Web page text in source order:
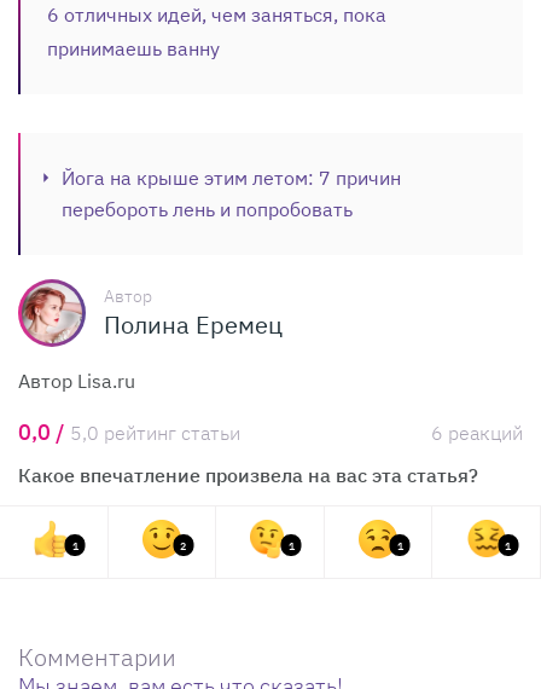
6 отличных идей, чем заняться, пока
принимаешь ванну
Йога на крыше этим летом: 7 причин
перебороть лень и попробовать
Автор
Полина Еремец
Автор Lisa.ru
0,0 / 5,0 рейтинг статьи
6 реакций
Какое впечатление произвела на вас эта статья?
1 2 1 1 1
Комментарии